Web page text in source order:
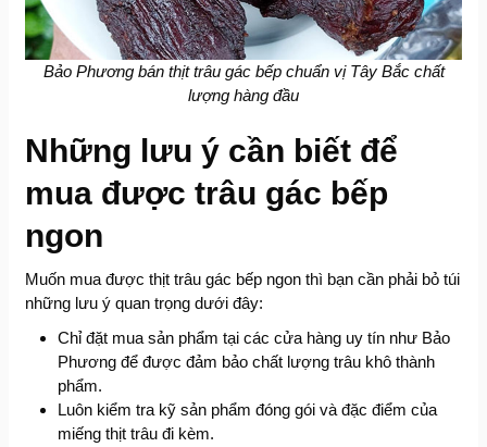
Bảo Phương bán thịt trâu gác bếp chuẩn vị Tây Bắc chất
lượng hàng đầu
Những lưu ý cần biết để
mua được trâu gác bếp
ngon
Muốn mua được thịt trâu gác bếp ngon thì bạn cần phải bỏ túi
những lưu ý quan trọng dưới đây:
Chỉ đặt mua sản phẩm tại các cửa hàng uy tín như Bảo
Phương để được đảm bảo chất lượng trâu khô thành
phẩm.
Luôn kiểm tra kỹ sản phẩm đóng gói và đặc điểm của
miếng thịt trâu đi kèm.